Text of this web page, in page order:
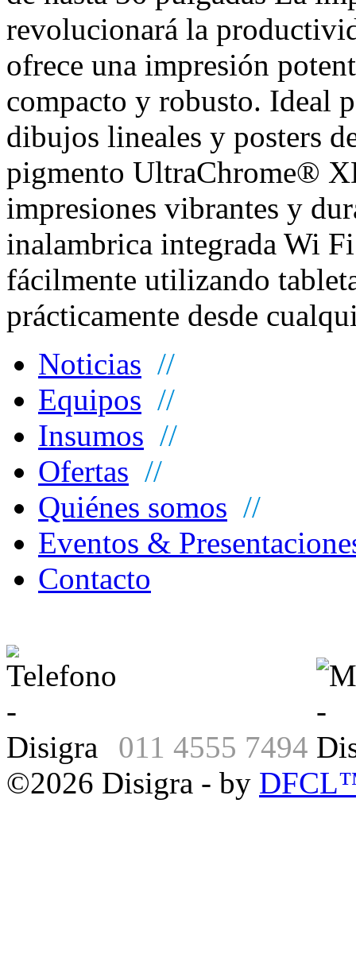
revolucionará la
ofrece una impresión
compacto y robusto. Ideal
dibujos lineales y posters
pigmento UltraChrome®
impresiones vibrantes y
inalambrica integrada Wi
fácilmente utilizando
prácticamente desde
Noticias //
Equipos //
Insumos //
Ofertas //
Quiénes somos //
Eventos &
Contacto
011 4555 7494
©2026 Disigra - by